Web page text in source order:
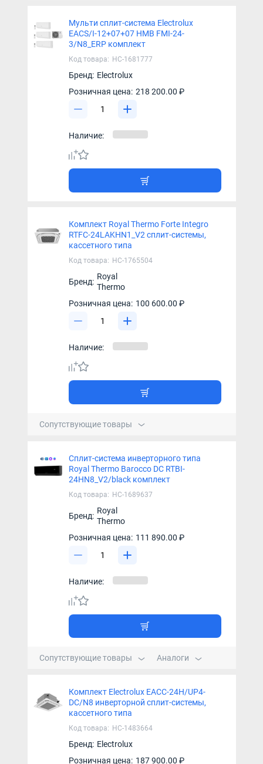
Мульти сплит-система Electrolux
EACS/I-12+07+07 НMB FMI-24-
3/N8_ERP комплект
Код товара: НС-1681777
Бренд: Electrolux
Розничная цена: 218 200.00 ₽
Наличие:
Комплект Royal Thermo Forte Integro
RTFC-24LAKHN1_V2 сплит-системы,
кассетного типа
Код товара: НС-1765504
Бренд:
Royal
Thermo
Розничная цена: 100 600.00 ₽
Наличие:
Сопутствующие товары
Сплит-система инверторного типа
Royal Thermo Barocco DC RTBI-
24HN8_V2/black комплект
Код товара: НС-1689637
Бренд:
Royal
Thermo
Розничная цена: 111 890.00 ₽
Наличие:
Сопутствующие товары Аналоги
Комплект Electrolux EACC-24H/UP4-
DC/N8 инверторной сплит-системы,
кассетного типа
Код товара: НС-1483664
Бренд: Electrolux
Розничная цена: 187 900.00 ₽